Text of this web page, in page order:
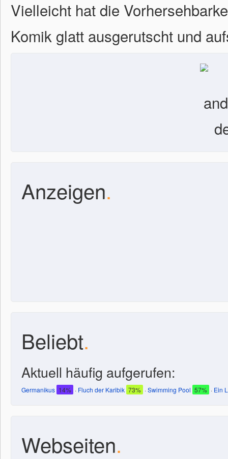
Vielleicht hat die
Komik glatt ausgerutscht und
Anzeigen.
Beliebt.
Aktuell häufig aufgerufen:
Germanikus 14% · Fluch der Karibik 73% ·Swimming Pool 57% · Ein
Webseiten.